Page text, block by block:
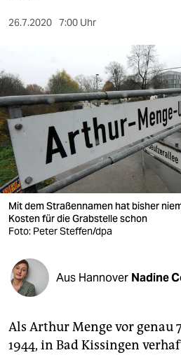
kultur
berlin
nord
wahrheit
verlag
verlag
veranstaltungen
shop
fragen & hilfe
abo
26.7.2020 7:00 Uhr
Mit dem Straßennamen hat bisher
Kosten für die Grabstelle schon
Foto: Peter Steffen/dpa
Aus Hannover Nadine
Als Arthur Menge vor genau
1944, in Bad Kissingen